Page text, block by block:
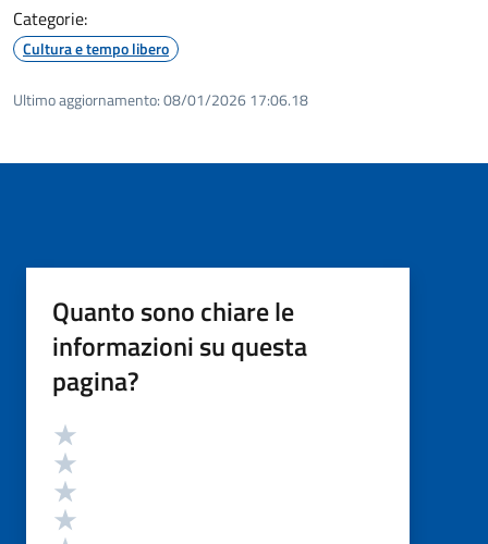
Categorie:
Cultura e tempo libero
Ultimo aggiornamento:08/01/2026 17:06.18
Quanto sono chiare le
informazioni su questa
pagina?
Valutazione